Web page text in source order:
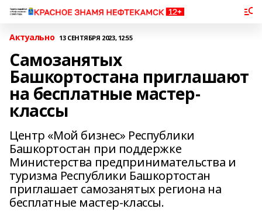
Актуально 13 СЕНТЯБРЯ 2023, 12:55
Самозанятых
Башкортостана приглашают
на бесплатные мастер-
классы
Центр «Мой бизнес» Республики
Башкортостан при поддержке
Министерства предпринимательства и
туризма Республики Башкортостан
приглашает самозанятых региона на
бесплатные мастер-классы.